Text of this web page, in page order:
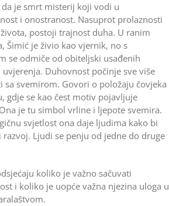
je smrt misterij koji vodi u
i onostranost. Nasuprot prolaznosti
postoji trajnost duha. U ranim
Šimić je živio kao vjernik, no s
se odmiče od obiteljski usađenih
Duhovnost počinje sve više
sa svemirom. Govori o položaju čovjeka
gdje se kao čest motiv pojavljuje
je tu simbol vrline i ljepote svemira.
svjetlost ona daje ljudima kako bi
Ljudi se penju od jedne do druge
koliko je važno sačuvati
i koliko je uopće važna njezina uloga u